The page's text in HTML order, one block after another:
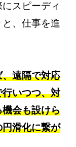
スピーディ
、仕事を進
遠隔で対応
いつつ、対
会も設けら
滑化に繋が